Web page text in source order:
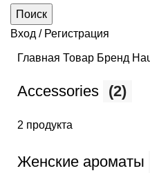
Поиск
Вход / Регистрация
Главная Товар Бренд
Accessories (2)
2 продукта
Женские ароматы